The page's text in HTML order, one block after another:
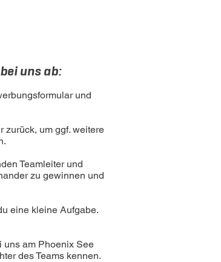
uns ab:
und
zurück, um ggf. weitere
Teamleiter und
zu gewinnen und
eine kleine Aufgabe.
uns am Phoenix See
des Teams kennen.